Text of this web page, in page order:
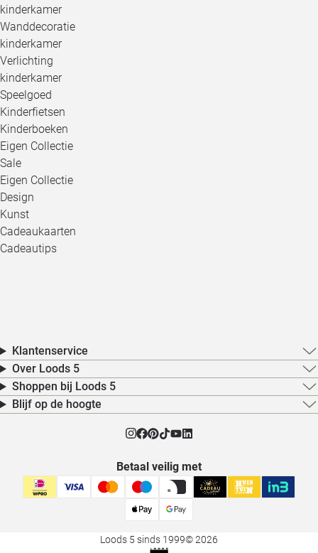
kinderkamer
Wanddecoratie
kinderkamer
Verlichting
kinderkamer
Speelgoed
Kinderfietsen
Kinderboeken
Eigen Collectie
Sale
Eigen Collectie
Design
Kunst
Cadeaukaarten
Cadeautips
Klantenservice
Over Loods 5
Shoppen bij Loods 5
Blijf op de hoogte
Betaal veilig met
Loods 5 sinds 1999© 2026